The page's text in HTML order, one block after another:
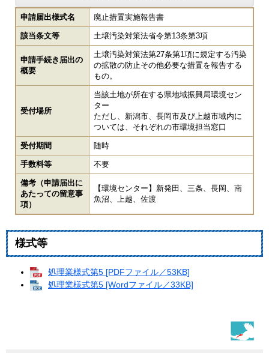
申請届出様式名 廃止措置実施報告書
該当条文等 土壌汚染対策法省令第13条第3項
申請手続き届出の
概要
土壌汚染対策法第27条第1項に規定する汚染
の拡散の防止その他必要な措置を報告する
もの。
受付場所
当該土地が所在する県地域振興局環境セン
ター
ただし、新潟市、長岡市及び上越市域内に
ついては、それぞれの市環境担当窓口
受付期間 随時
手数料等 不要
備考（申請届出に
あたっての留意事
項）
【環境センター】新発田、三条、長岡、南
魚沼、上越、佐渡
様式等
処理業様式第5 [PDFファイル／53KB]
処理業様式第5 [Wordファイル／33KB]